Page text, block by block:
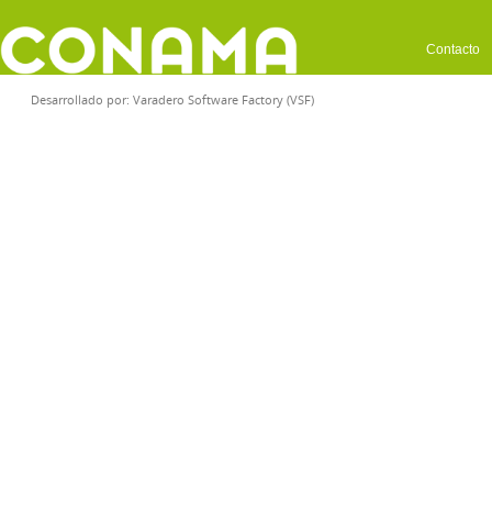
Contacto
Desarrollado por: Varadero Software Factory (VSF)